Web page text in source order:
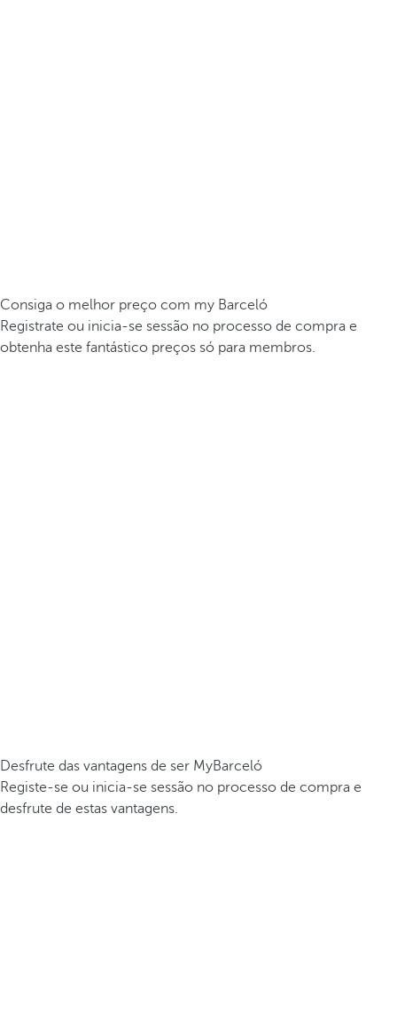
Consiga o melhor preço com my Barceló
Registrate ou inicia-se sessão no processo de compra e
obtenha este fantástico preços só para membros.
Desfrute das vantagens de ser MyBarceló
Registe-se ou inicia-se sessão no processo de compra e
desfrute de estas vantagens.